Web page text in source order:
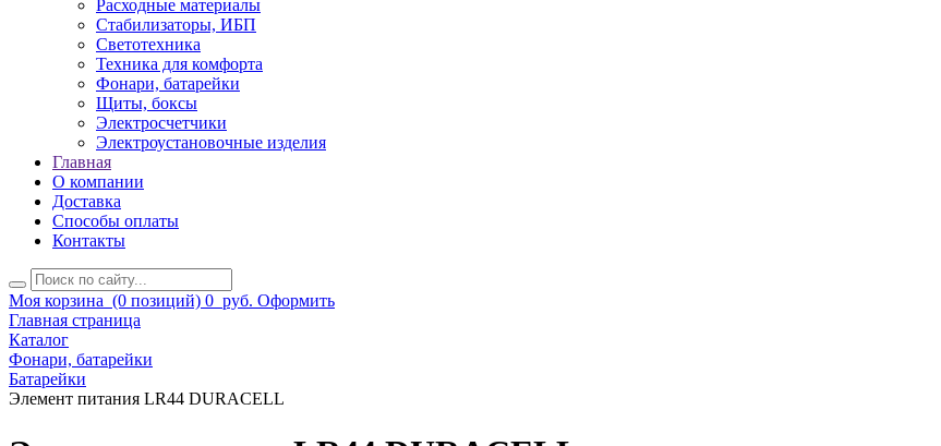
Расходные материалы
Стабилизаторы, ИБП
Светотехника
Техника для комфорта
Фонари, батарейки
Щиты, боксы
Электросчетчики
Электроустановочные изделия
Главная
О компании
Доставка
Способы оплаты
Контакты
Моя корзина (0 позиций) 0 руб. Оформить
Главная страница
Каталог
Фонари, батарейки
Батарейки
Элемент питания LR44 DURACELL